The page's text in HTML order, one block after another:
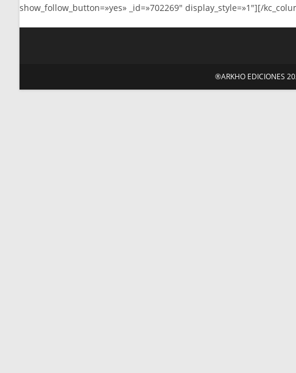
show_follow_button=»yes» _id=»702269″ display_style=»1″][/
®ARKHO EDICIONES